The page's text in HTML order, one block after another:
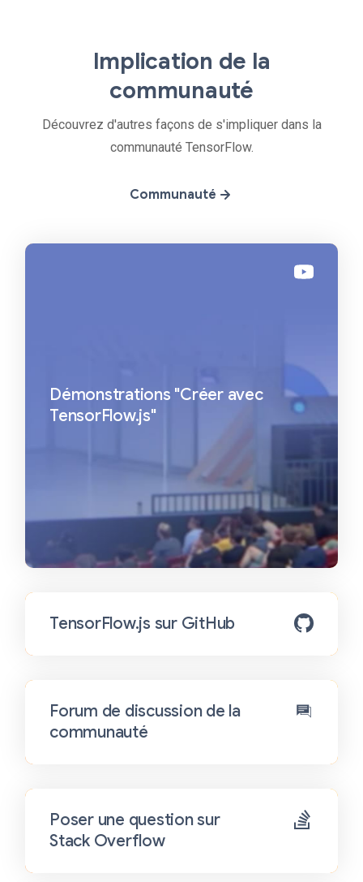
Implication de la
communauté
Découvrez d'autres façons de s'impliquer dans la
communauté TensorFlow.
Communauté
Démonstrations "Créer avec
TensorFlow.js"
TensorFlow.js sur GitHub
Forum de discussion de la
communauté
Poser une question sur
Stack Overflow